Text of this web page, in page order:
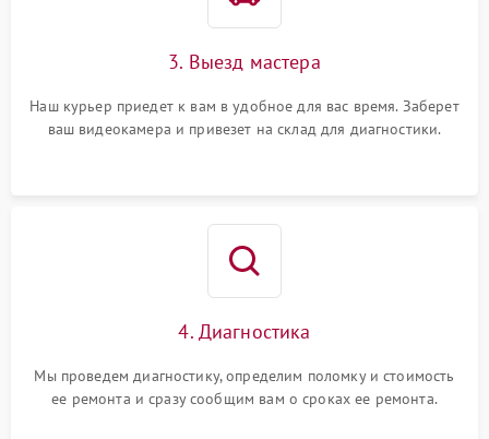
3. Выезд мастера
Наш курьер приедет к вам в удобное для вас время. Заберет
ваш видеокамера и привезет на склад для диагностики.
4. Диагностика
Мы проведем диагностику, определим поломку и стоимость
ее ремонта и сразу сообщим вам о сроках ее ремонта.